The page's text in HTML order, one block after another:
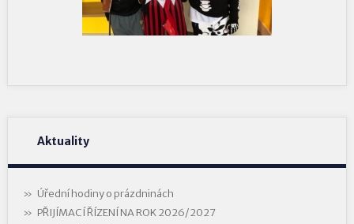
Aktuality
Úřední hodiny o prázdninách
PŘIJÍMACÍ ŘÍZENÍ NA ROK 2026/2027